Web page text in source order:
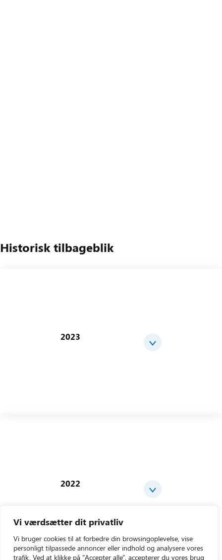
Vi værdsætter dit privatliv
Vi bruger cookies til at forbedre din browsingoplevelse, vise
personligt tilpassede annoncer eller indhold og analysere vores
trafik. Ved at klikke på "Accepter alle", accepterer du vores brug
Historisk tilbageblik
2023
2022